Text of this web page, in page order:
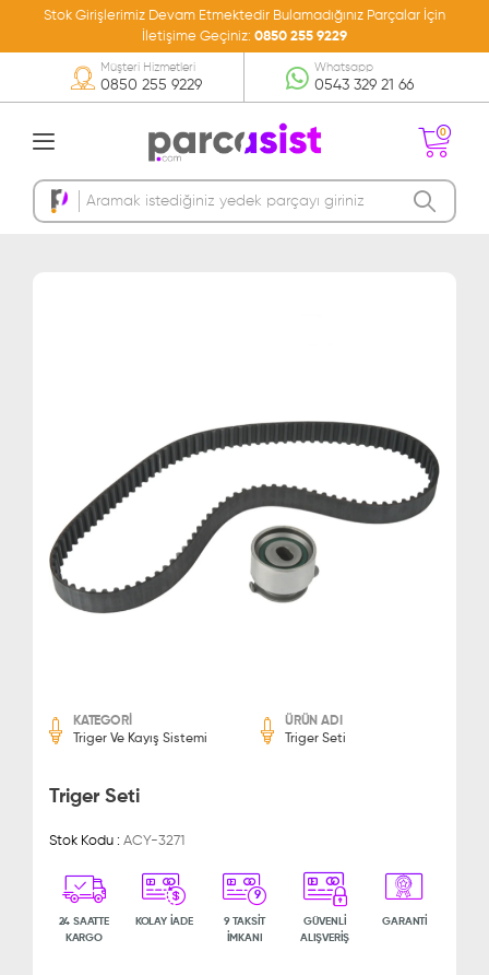
Stok Girişlerimiz Devam Etmektedir Bulamadığınız Parçalar İçin
İletişime Geçiniz: 0850 255 9229
0850 255 9229
Müşteri Hizmetleri
0543 329 21 66
Whatsapp
0
Sepetinizde Ürün
KATEGORİ
Triger Ve Kayış Sistemi
ÜRÜN ADI
Triger Seti
Triger Seti
Stok Kodu : ACY-3271
24 SAATTE
KARGO
KOLAY İADE
9
9 TAKSİT
İMKANI
GÜVENLİ
ALIŞVERİŞ
GARANTİ